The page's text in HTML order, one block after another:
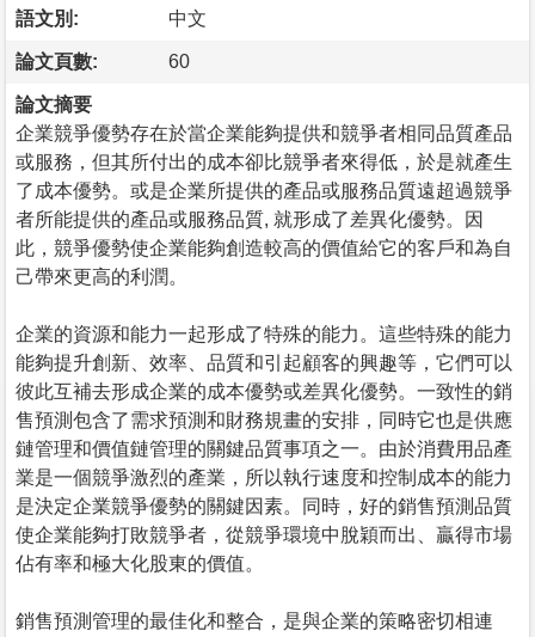
語文別: 中文
論文頁數: 60
論文摘要
企業競爭優勢存在於當企業能夠提供和競爭者相同品質產品
或服務，但其所付出的成本卻比競爭者來得低，於是就產生
了成本優勢。或是企業所提供的產品或服務品質遠超過競爭
者所能提供的產品或服務品質, 就形成了差異化優勢。因
此，競爭優勢使企業能夠創造較高的價值給它的客戶和為自
己帶來更高的利潤。
企業的資源和能力一起形成了特殊的能力。這些特殊的能力
能夠提升創新、效率、品質和引起顧客的興趣等，它們可以
彼此互補去形成企業的成本優勢或差異化優勢。一致性的銷
售預測包含了需求預測和財務規畫的安排，同時它也是供應
鏈管理和價值鏈管理的關鍵品質事項之一。由於消費用品產
業是一個競爭激烈的產業，所以執行速度和控制成本的能力
是決定企業競爭優勢的關鍵因素。同時，好的銷售預測品質
使企業能夠打敗競爭者，從競爭環境中脫穎而出、贏得市場
佔有率和極大化股東的價值。
銷售預測管理的最佳化和整合，是與企業的策略密切相連